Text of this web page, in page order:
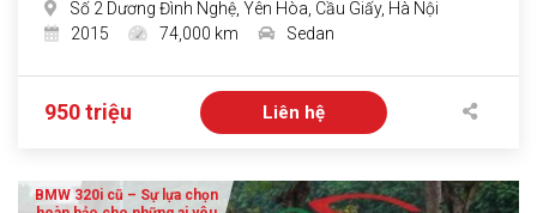
Số 2 Dương Đình Nghệ, Yên Hòa, Cầu Giấy, Hà Nội
2015
74,000 km Sedan
950 triệu Liên hệ
BMW 320i cũ – Sự lựa chọn